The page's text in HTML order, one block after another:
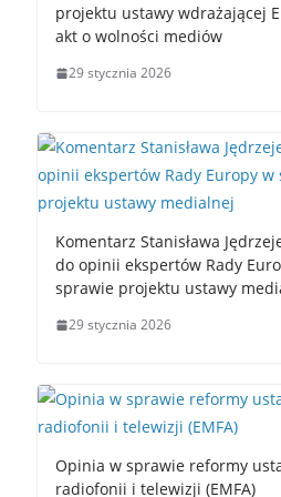
projektu ustawy wdrażającej
akt o wolności mediów
29 stycznia 2026
Komentarz Stanisława
do opinii ekspertów Rady
sprawie projektu ustawy
29 stycznia 2026
Opinia w sprawie reformy
radiofonii i telewizji (EMFA)